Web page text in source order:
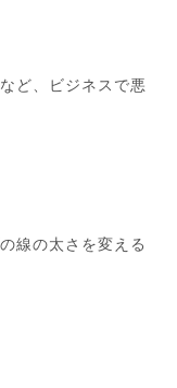
ど、ビジネスで悪
線の太さを変える